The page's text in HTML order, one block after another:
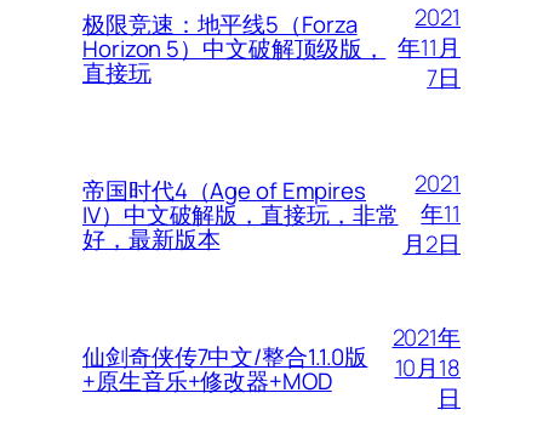
极限竞速：地平线5（Forza
Horizon 5）中文破解顶级版，
直接玩
2021
年11月
7日
帝国时代4（Age of Empires
IV）中文破解版，直接玩，非常
好，最新版本
2021
年11
月2日
仙剑奇侠传7中文/整合1.1.0版
+原生音乐+修改器+MOD
2021年
10月18
日